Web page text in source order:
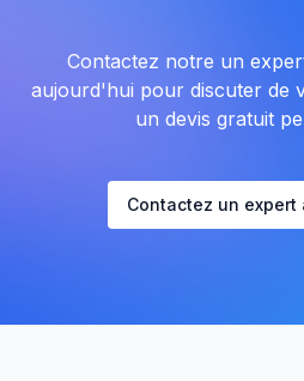
Contactez notre un
aujourd'hui pour discuter de
un devis gratuit
Contactez un expert